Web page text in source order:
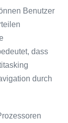
Benutzer
dass
durch